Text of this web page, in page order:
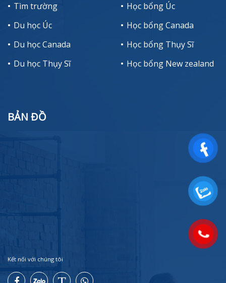
Tìm trường
Du học Úc
Du học Canada
Du học Thụy Sĩ
Học bổng Úc
Học bổng Canada
Học bổng Thụy Sĩ
Học bổng New zealand
BẢN ĐỒ
Kết nối với chúng tôi